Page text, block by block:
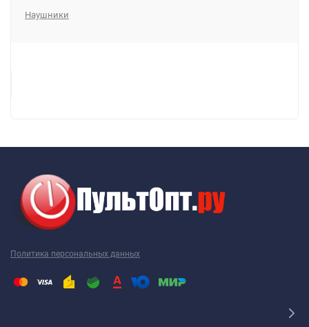
Наушники
Политика персональных данных